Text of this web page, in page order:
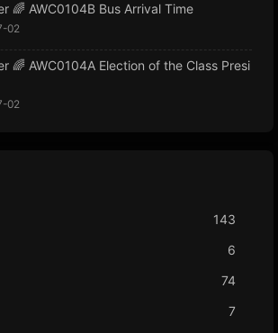
🌈 AWC0104B Bus Arrival Time
02
🌈 AWC0104A Election of the Class Presi
02
143
6
74
7